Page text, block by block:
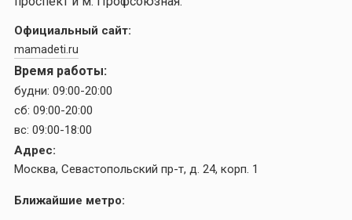
Официальный сайт:
mamadeti.ru
Время работы:
будни: 09:00-20:00
сб: 09:00-20:00
вс: 09:00-18:00
Адрес:
Москва, Севастопольский пр-т, д. 24, корп. 1
Ближайшие метро: